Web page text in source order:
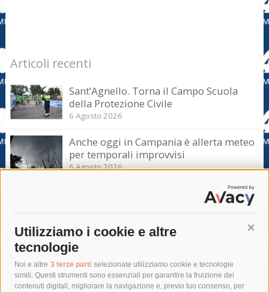
Utilizziamo i cookie e altre
tecnologie
Noi e altre 3 terze parti selezionate utilizziamo cookie e tecnologie
simili. Questi strumenti sono essenziali per garantire la fruizione dei
contenuti digitali, migliorare la navigazione e, previo tuo consenso, per
Articoli recenti
Sant’Agnello. Torna il Campo Scuola
della Protezione Civile
6 Agosto 2026
Anche oggi in Campania è allerta meteo
per temporali improvvisi
6 Agosto 2026
Domani e sabato interrotta la linea Eav
Tag